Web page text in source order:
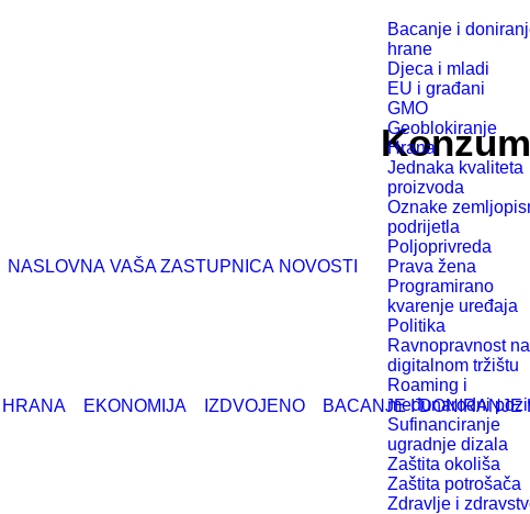
NASLOVNA VAŠA ZASTUPNICA NOVOSTI
Bacanje i
hrane
Djeca i mladi
EU i građani
GMO
Geoblokiranje
Hrana
Jednaka kvaliteta
proizvoda
Oznake
podrijetla
Poljoprivreda
Prava žena
Programirano
kvarenje uređaja
Politika
Ravnopravnost na
digitalnom tržištu
Roaming i
međunarodni
Sufinanciranje
ugradnje dizala
Zaštita okoliša
Zaštita potrošača
Zdravlje i
Konzum
HRANA EKONOMIJA IZDVOJENO BACANJE I DONIRANJE